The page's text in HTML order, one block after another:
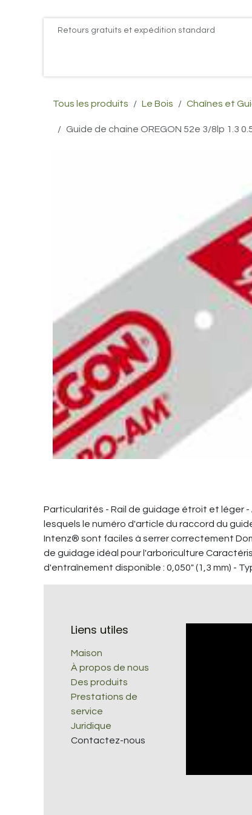
Se rendre au contenuRetours gratuits et expédition standard
Tous les produits Le Bois Chaînes et
Guide de chaine OREGON 52e 3/8lp 1.3
Particularités - Rail de guidage étroit et léger
lesquels le numéro d'article du raccord du
Intenz® sont faciles à serrer correctement
de guidage idéal pour l'arboriculture
d'entraînement disponible : 0,050" (1,3 mm) -
Liens utiles
Maison
À propos de nous
Des produits
Prestations de
service
Juridique
Contactez-nous